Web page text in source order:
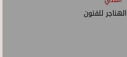
للفنون